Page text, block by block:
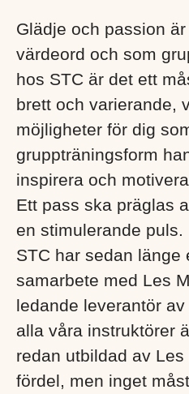
Glädje och passion
värdeord och som
hos STC är det ett
brett och varierande,
möjligheter för dig
gruppträningsform
inspirera och
Ett pass ska präglas
en stimulerande puls.
STC har sedan länge
samarbete med Les
ledande leverantör
alla våra instruktörer
redan utbildad av
fördel, men inget